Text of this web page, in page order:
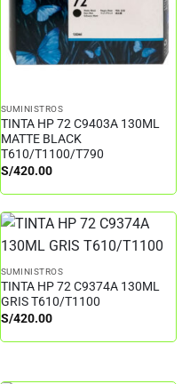
SUMINISTROS
TINTA HP 72 C9403A 130ML
MATTE BLACK
T610/T1100/T790
S/420.00
SUMINISTROS
TINTA HP 72 C9374A 130ML
GRIS T610/T1100
S/420.00